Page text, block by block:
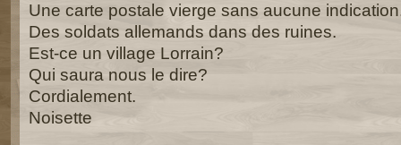
Une carte postale vierge sans aucune
Des soldats allemands dans des ruines.
Est-ce un village Lorrain?
Qui saura nous le dire?
Cordialement.
Noisette